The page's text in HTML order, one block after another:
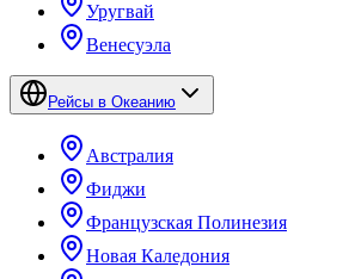
Уругвай
Венесуэла
Рейсы в Океанию
Австралия
Фиджи
Французская Полинезия
Новая Каледония